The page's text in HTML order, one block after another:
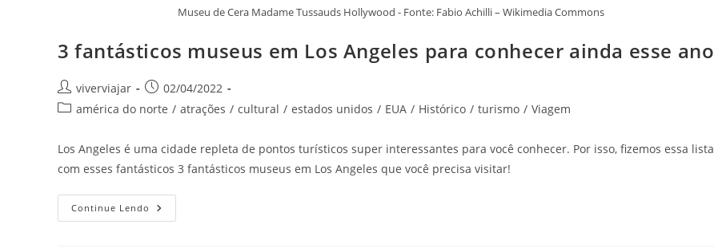
Museu de Cera Madame Tussauds Hollywood - Fonte: Fabio Achilli – Wikimedia Commons
3 fantásticos museus em Los Angeles para conhecer ainda esse ano
Autor
do
viverviajar
Post
publicado:
02/04/2022
Categoria
américa do norte / atrações / cultural / estados unidos / EUA / Histórico / turismo / Viagem
Los Angeles é uma cidade repleta de pontos turísticos super interessantes para você conhecer. Por isso, fizemos essa lista
com esses fantásticos 3 fantásticos museus em Los Angeles que você precisa visitar!
Continue Lendo
Fantásticos